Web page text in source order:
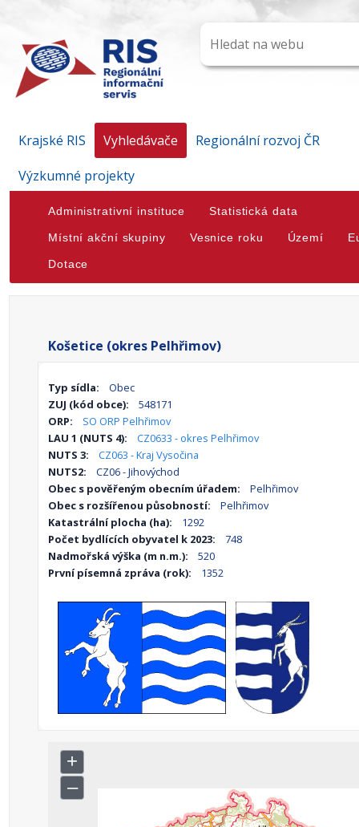
Krajské RIS Vyhledávače
Regionální rozvoj ČR
Výzkumné projekty
Administrativní instituce Statistická data
Místní akční skupiny Vesnice roku Území
Dotace
Košetice (okres Pelhřimov)
Typ sídla:
Obec
ZUJ (kód obce):
548171
ORP:
SO ORP Pelhřimov
LAU 1 (NUTS 4):
CZ0633 - okres Pelhřimov
NUTS 3:
CZ063 - Kraj Vysočina
NUTS2:
CZ06 - Jihovýchod
Obec s pověřeným obecním úřadem:
Pelhřimov
Obec s rozšířenou působností:
Pelhřimov
Katastrální plocha (ha):
1292
Počet bydlících obyvatel k 2023:
748
Nadmořská výška (m n.m.):
520
První písemná zpráva (rok):
1352